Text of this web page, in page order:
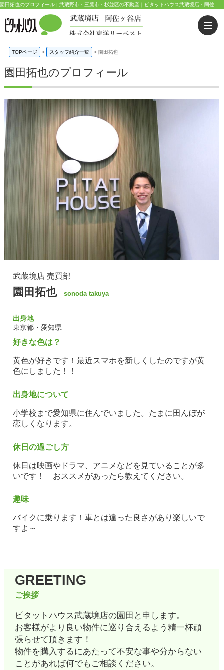
TOPページ > スタッフ紹介一覧 > 園田拓也
園田拓也のプロフィール
武蔵境店 売買部
園田拓也 sonoda takuya
東京都・愛知県
好きな色は？
黄色が好きです！最近スマホを新しくしたのですが黄
色にしました！！
出身地について
小学校まで愛知県に住んでいました。たまに田んぼが
恋しくなります。
休日の過ごし方
休日は映画やドラマ、アニメなどを見ていることが多
いです！ おススメがあったら教えてください。
趣味
バイクに乗ります！車とは違った良さがあり楽しいで
すよ～
GREETING
ご挨拶
ピタットハウス武蔵境店の園田と申します。
お客様がより良い物件に巡り合えるよう精一杯頑
張らせて頂きます！
物件を購入するにあたって不安な事や分からない
ことがあれば何でもご相談ください。